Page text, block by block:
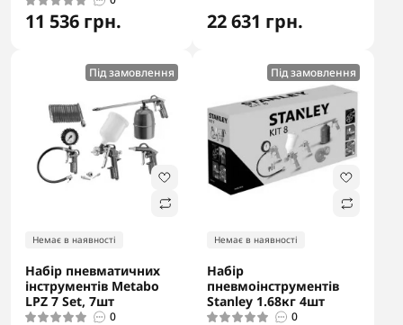
11 536 грн. 22 631 грн.
Під замовлення
Немає в наявності
Набір пневматичних
інструментів Metabo
LPZ 7 Set, 7шт
0
Під замовлення
Немає в наявності
Набір
пневмоінструментів
Stanley 1.68кг 4шт
0